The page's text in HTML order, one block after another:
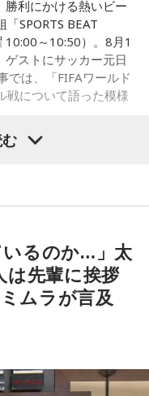
ッカーにおいて一番重
持ちはなくても、ブ
てくるエネルギーって
押し返したりするため
わなきゃいけないけ
まれてしまった。た
チンと対戦したイン
だから“個”の力を高め
くるということです
も相当厚くなったとい
勝利にかける熱いビー
SPORTS BEAT
～10:50）。8月1
ストにサッカー元日
では、「FIFAワールド
戦について語った模様
を挙げ、日本代表では
活躍を見せ、1993年に
した。2002年に現役
メディアでの活動の
いるのか…」太
は先輩に挨拶
ムラが言及